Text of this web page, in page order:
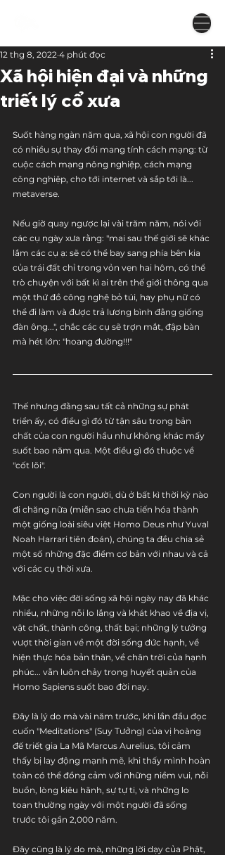
Xã hội hiện đại và những
triết lý cổ xưa
12 thg 8, 2022 4 phút đọc
Suốt hàng ngàn năm qua, xã hội con người đã
có nhiều sự thay đổi mang tính cách mạng: từ
cuộc cách mạng nông nghiệp, cách mạng
công nghiệp, cho tới internet và sắp tới là...
metaverse.
Nếu giờ quay ngược lại vài trăm năm, nói với
các cụ ngày xưa rằng: "mai sau thế giới sẽ khác
lắm các cụ ạ: sẽ có thể bay sang phía bên kia
của trái đất chỉ trong vỏn vẹn hai hôm, có thể
trò chuyện với bất kì ai trên thế giới thông qua
một thứ đồ công nghệ bỏ túi, hay phụ nữ có
thể đi làm và được trả lương bình đẳng giống
đàn ông...", chắc các cụ sẽ trợn mắt, đập bàn
mà hét lớn: "hoang đường!!!"
Thế nhưng đằng sau tất cả những sự phát
triển ấy, có điều gì đó từ tận sâu trong bản
chất của con người hầu như không khác mấy
suốt bao năm qua. Một điều gì đó thuộc về
"cốt lõi".
Con người là con người, dù ở bất kì thời kỳ nào
đi chăng nữa (miễn sao chưa tiến hóa thành
một giống loài siêu việt Homo Deus như Yuval
Noah Harrari tiên đoán), chúng ta đều chia sẻ
một số những đặc điểm cơ bản với nhau và cả
với các cụ thời xưa.
Mặc cho việc đời sống xã hội ngày nay đã khác
nhiều, những nỗi lo lắng và khát khao về địa vị,
vật chất, thành công, thất bại; những lý tưởng
vượt thời gian về một đời sống đức hạnh, về
hiện thực hóa bản thân, về chân trời của hạnh
phúc... vẫn luôn chảy trong huyết quản của
Homo Sapiens suốt bao đời nay.
Đây là lý do mà vài năm trước, khi lần đầu đọc
cuốn "Meditations" (Suy Tưởng) của vị hoàng
đế triết gia La Mã Marcus Aurelius, tôi cảm
thấy bị lay động mạnh mẽ, khi thấy mình hoàn
toàn có thể đồng cảm với những niềm vui, nỗi
buồn, lòng kiêu hãnh, sự tự ti, và những lo
toan thường ngày với một người đã sống
trước tôi gần 2,000 năm.
Đây cũng là lý do mà, những lời dạy của Phật,